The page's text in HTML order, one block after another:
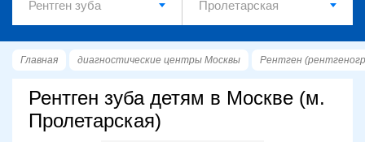
Главная диагностические центры Москвы Рентген
Рентген зуба детям в Москве (м.
Пролетарская)